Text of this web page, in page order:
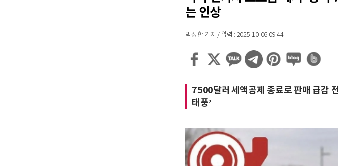
는 인상
박정한 기자 / 입력 : 2025-10-06 09:44
7500달러 세액공제 종료로 판매 급감
태풍’